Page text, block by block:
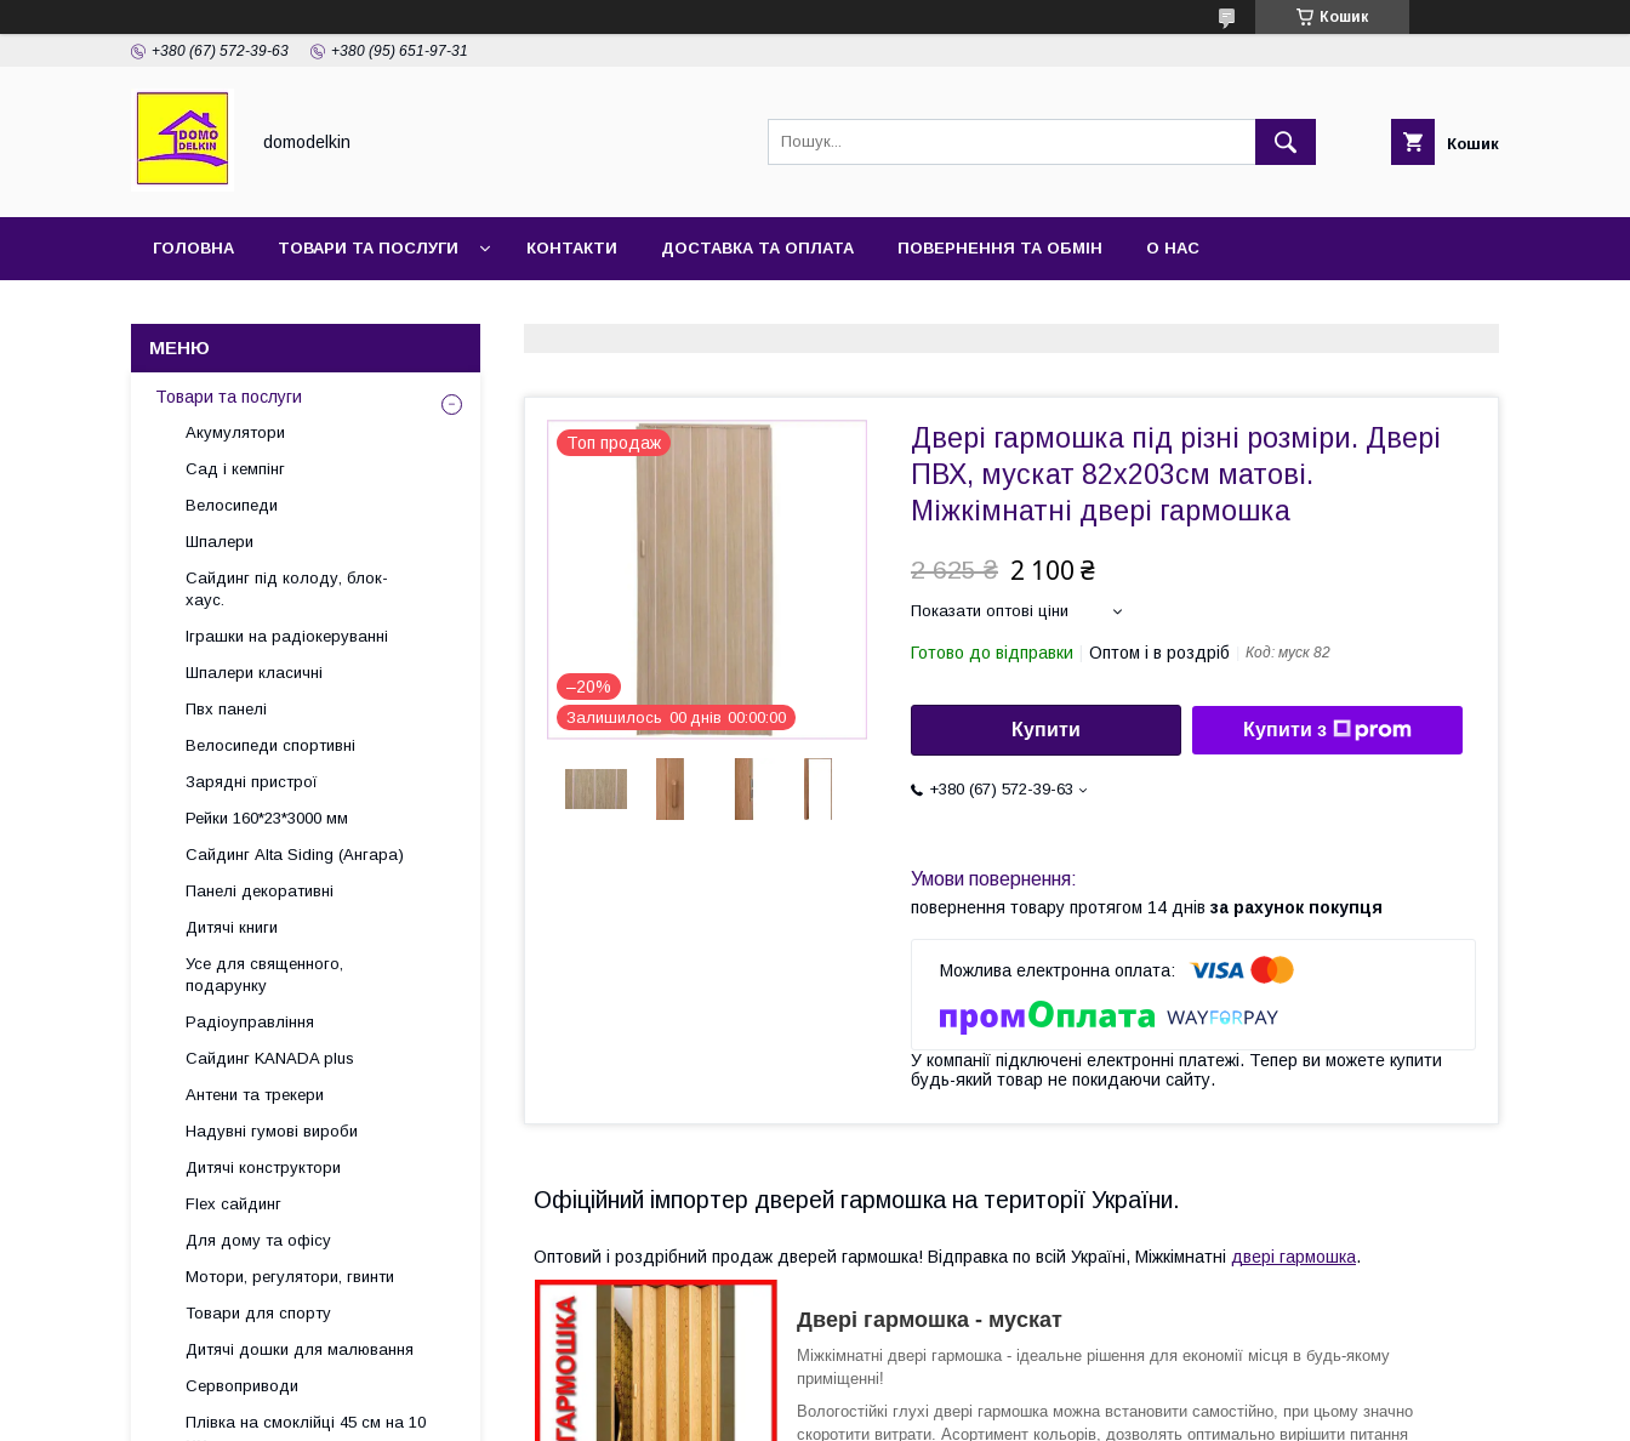
Кошик
+380 (67) 572-39-63 +380 (95) 651-97-31
domodelkin Кошик
ГОЛОВНА ТОВАРИ ТА ПОСЛУГИ КОНТАКТИ ДОСТАВКА ТА ОПЛАТА ПОВЕРНЕННЯ ТА ОБМІН О НАС
Топ продаж
–20%
Залишилось 00 днів 00 00 00
Двері гармошка під різні розміри. Двері
ПВХ, мускат 82х203см матові.
Міжкімнатні двері гармошка
2 625 ₴ 2 100 ₴
Показати оптові ціни
Готово до відправки Оптом і в роздріб Код: муск 82
Купити Купити з
+380 (67) 572-39-63
повернення товару протягом 14 днів за рахунок покупця
У компанії підключені електронні платежі. Тепер ви можете купити
будь-який товар не покидаючи сайту.
Офіційний імпортер дверей гармошка на території України.
Оптовий і роздрібний продаж дверей гармошка! Відправка по всій Україні, Міжкімнатні двері гармошка.
Двері гармошка - мускат
Міжкімнатні двері гармошка - ідеальне рішення для економії місця в будь-якому
приміщенні!
Вологостійкі глухі двері гармошка можна встановити самостійно, при цьому значно
скоротити витрати. Асортимент кольорів, дозволять оптимально вирішити питання
Товари та послуги
Акумулятори
Сад і кемпінг
Велосипеди
Шпалери
Сайдинг під колоду, блок-
хаус.
Іграшки на радіокеруванні
Шпалери класичні
Пвх панелі
Велосипеди спортивні
Зарядні пристрої
Рейки 160*23*3000 мм
Сайдинг Alta Siding (Ангара)
Панелі декоративні
Дитячі книги
Усе для священного,
подарунку
Радіоуправління
Сайдинг KANADA plus
Антени та трекери
Надувні гумові вироби
Дитячі конструктори
Flex сайдинг
Для дому та офісу
Мотори, регулятори, гвинти
Товари для спорту
Дитячі дошки для малювання
Сервоприводи
Плівка на смоклійці 45 см на 10